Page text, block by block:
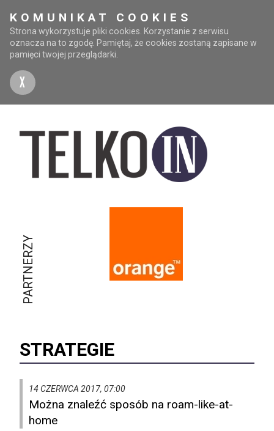
KOMUNIKAT COOKIES
Strona wykorzystuje pliki cookies. Korzystanie z serwisu
oznacza na to zgodę. Pamiętaj, że cookies zostaną zapisane w
pamięci twojej przeglądarki.
X
PARTNERZY
STRATEGIE
14 CZERWCA 2017, 07:00
Można znaleźć sposób na roam-like-at-
home